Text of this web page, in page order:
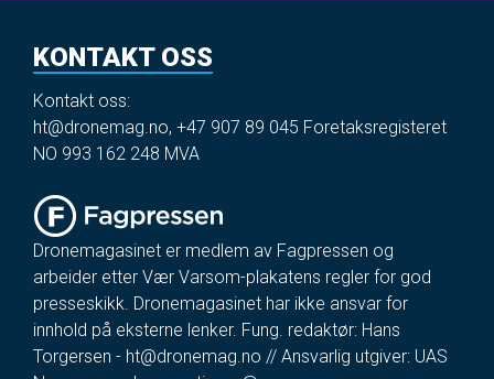
KONTAKT OSS
Kontakt oss:
ht@dronemag.no, +47 907 89 045 Foretaksregisteret
NO 993 162 248 MVA
Dronemagasinet er medlem av Fagpressen og
arbeider etter Vær Varsom-plakatens regler for god
presseskikk. Dronemagasinet har ikke ansvar for
innhold på eksterne lenker. Fung. redaktør: Hans
Torgersen - ht@dronemag.no // Ansvarlig utgiver: UAS